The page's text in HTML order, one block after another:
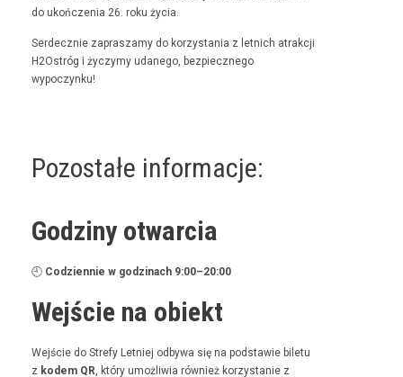
do ukończenia 26. roku życia.
Serdecznie zaprasza­my do korzys­ta­nia z let­nich atrakcji
H2Ostróg i życzymy udanego, bez­piecznego
wypoczynku!
Pozostałe informacje:
Godziny otwarcia
🕘 Codzi­en­nie w godz­i­nach 9:00–20:00
Wejście na obiekt
Wejś­cie do Stre­fy Let­niej odby­wa się na pod­staw­ie bile­tu
z kodem QR, który umożli­wia również korzys­tanie z